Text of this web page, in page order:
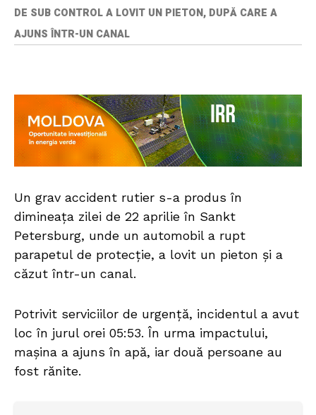
DE SUB CONTROL A LOVIT UN PIETON, DUPĂ CARE A
AJUNS ÎNTR-UN CANAL
Un grav accident rutier s-a produs în
dimineața zilei de 22 aprilie în Sankt
Petersburg, unde un automobil a rupt
parapetul de protecție, a lovit un pieton și a
căzut într-un canal.
Potrivit serviciilor de urgență, incidentul a avut
loc în jurul orei 05:53. În urma impactului,
mașina a ajuns în apă, iar două persoane au
fost rănite.